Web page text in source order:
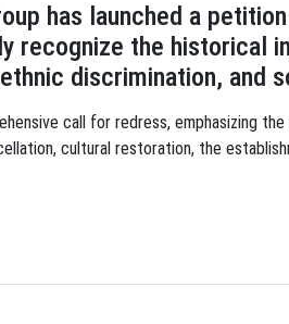
has launched a
recognize the historical
discrimination, and
call for redress, emphasizing
cultural restoration, the